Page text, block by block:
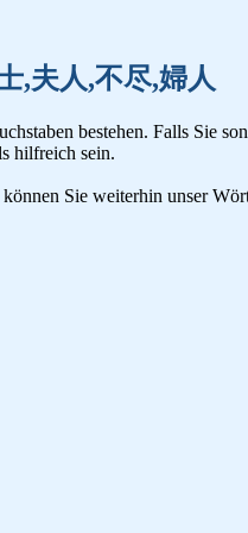
,夫人,不尽,婦人
bestehen. Falls Sie
hilfreich sein.
Sie weiterhin unser